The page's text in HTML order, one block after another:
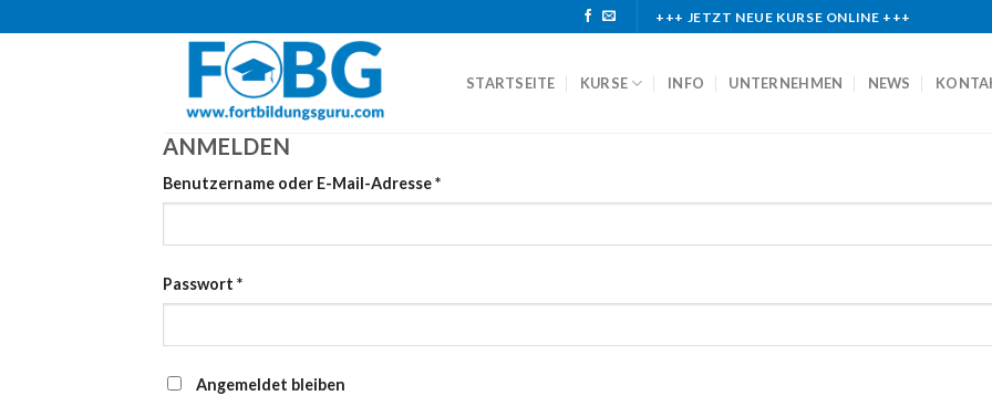
to
+++ JETZT NEUE KURSE ONLINE +++
STARTSEITE KURSE INFO UNTERNEHMEN NEWS
ANMELDEN
Benutzername oder E-Mail-Adresse*
Passwort *
Angemeldet bleiben